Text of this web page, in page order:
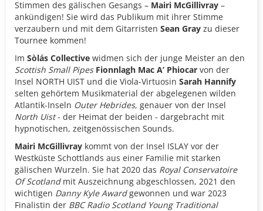
Stimmen des gälischen Gesangs – Mairi McGillivray –
ankündigen! Sie wird das Publikum mit ihrer Stimme
verzaubern und mit dem Gitarristen Sean Gray zu dieser
Tournee kommen!
Im Sòlás Collective widmen sich der junge Meister an den
Scottish Small Pipes Fionnlagh Mac A’ Phiocar von der
Insel NORTH UIST und die Viola-Virtuosin Sarah Hannify
selten gehörtem Musikmaterial der abgelegenen wilden
Atlantik-Inseln Outer Hebrides, genauer von der Insel
North Uist- der Heimat der beiden - dargebracht mit
hypnotischen, zeitgenössischen Sounds.
Mairi McGillivray kommt von der Insel ISLAY vor der
Westküste Schottlands aus einer Familie mit starken
gälischen Wurzeln. Sie hat 2020 das Royal Conservatoire
Of Scotlandmit Auszeichnung abgeschlossen, 2021 den
wichtigen Danny Kyle Awardgewonnen und war 2023
Finalistin der BBC Radio Scotland Young Traditional